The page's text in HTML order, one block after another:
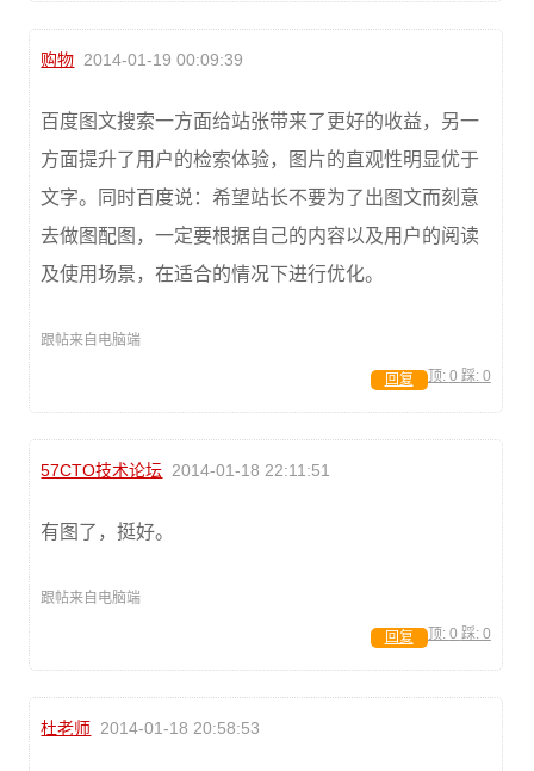
购物 2014-01-19 00:09:39
百度图文搜索一方面给站张带来了更好的收益，另一
方面提升了用户的检索体验，图片的直观性明显优于
文字。同时百度说：希望站长不要为了出图文而刻意
去做图配图，一定要根据自己的内容以及用户的阅读
及使用场景，在适合的情况下进行优化。
跟帖来自电脑端
顶: 0 踩: 0
回复
57CTO技术论坛 2014-01-18 22:11:51
有图了，挺好。
跟帖来自电脑端
顶: 0 踩: 0
回复
杜老师 2014-01-18 20:58:53